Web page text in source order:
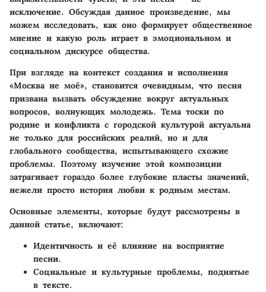
исключение. Обсуждая данное произведение, мы
можем исследовать, как оно формирует общественное
мнение и какую роль играет в эмоциональном и
социальном дискурсе общества.
При взгляде на контекст создания и исполнения
«Москва не моё», становится очевидным, что песня
призвана вызвать обсуждение вокруг актуальных
вопросов, волнующих молодежь. Тема тоски по
родине и конфликта с городской культурой актуальна
не только для российских реалий, но и для
глобального сообщества, испытывающего схожие
проблемы. Поэтому изучение этой композиции
затрагивает гораздо более глубокие пласты значений,
нежели просто история любви к родным местам.
Основные элементы, которые будут рассмотрены в
данной статье, включают:
Идентичность и её влияние на восприятие
песни.
Социальные и культурные проблемы, поднятые
в тексте.